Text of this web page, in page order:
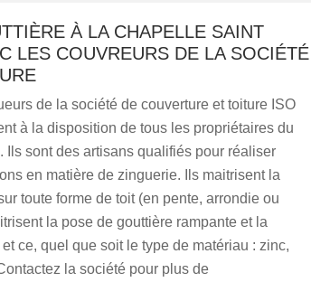
À LA CHAPELLE SAINT
LES COUVREURS DE LA SOCIÉTÉ
de la société de couverture et toiture ISO
à la disposition de tous les propriétaires du
Ils sont des artisans qualifiés pour réaliser
en matière de zinguerie. Ils maitrisent la
toute forme de toit (en pente, arrondie ou
la pose de gouttière rampante et la
ce, quel que soit le type de matériau : zinc,
la société pour plus de